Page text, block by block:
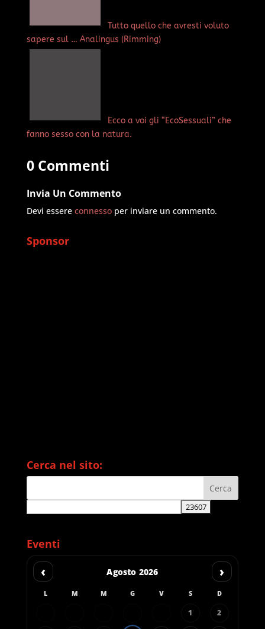
Tutto quello che avresti voluto
sapere sul … Analingus (Rimming)
Ecco a voi gli “EcoSessuali” che
fanno sesso con la natura.
0 Commenti
Invia Un Commento
Devi essere connessoper inviare un commento.
Sponsor
Cerca nel sito:
Eventi
‹ Agosto 2026 ›
L M M G V S D
1 2